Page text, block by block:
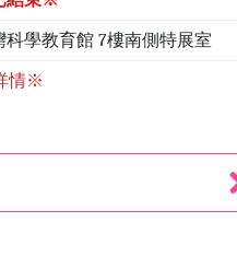
科學教育館 7樓南側特展室
情※